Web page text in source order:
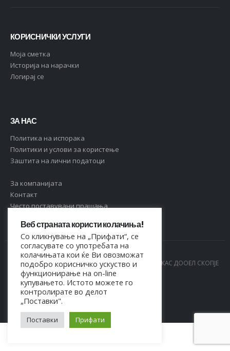
КОРИСНИЧКИ УСЛУГИ
Moja сметка
Историја на нарачки
Логирај се
ЗА НАС
Политика на испорака
Политики и услови за користење
Заштита на лични податоци
За компанијата
Контакт
Често поставувани прашања
© Copyright 2021. Сите права се задржани од МАРКАС ДООЕЛ СКОПЈЕ
- 4044021518150
Веб страната користи колачиња!
Со кликнување на „Прифати“, се
согласувате со употребата на
колачињата кои ќе Ви овозможат
подобро корисничко ускуство и
функционирање на on-line
купувањето. Истото можете го
контролирате во делот
„Поставки".
Поставки Прифати